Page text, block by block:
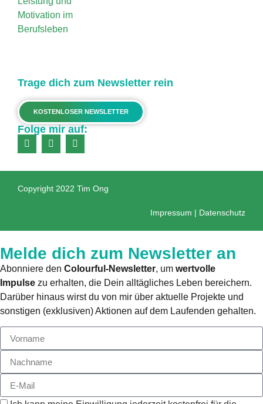
Trage dich zum Newsletter rein
KOSTENLOSER NEWSLETTER
Folge mir auf:
Copyright 2022 Tim Ong
Impressum | Datenschutz
Melde dich zum Newsletter an
Abonniere den Colourful-Newsletter, um wertvolle
Impulse zu erhalten, die Dein alltägliches Leben bereichern.
Darüber hinaus wirst du von mir über aktuelle Projekte und
sonstigen (exklusiven) Aktionen auf dem Laufenden gehalten.